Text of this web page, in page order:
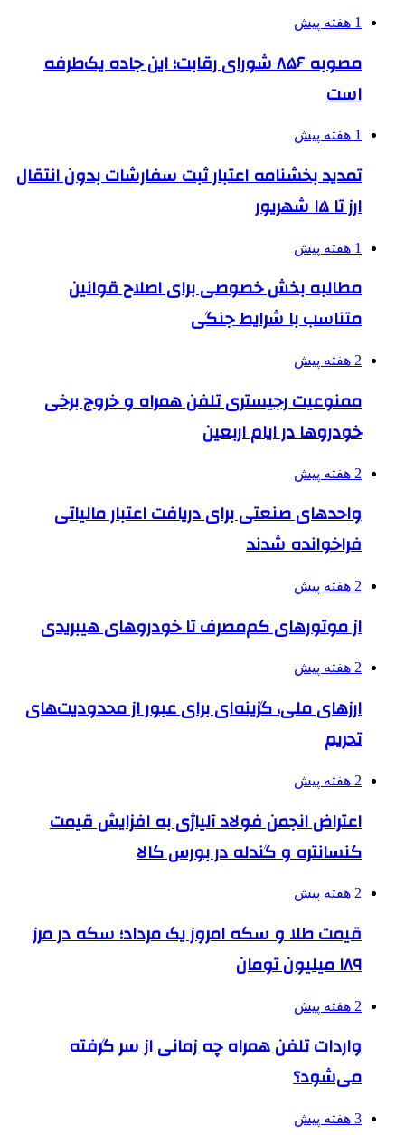
1 هفته پیش
مصوبه ۸۵۶ شورای رقابت؛ این جاده یک‌طرفه
است
1 هفته پیش
تمدید بخشنامه اعتبار ثبت سفارشات بدون انتقال
ارز تا ۱۵ شهریور
1 هفته پیش
مطالبه بخش خصوصی برای اصلاح قوانین
متناسب با شرایط جنگی
2 هفته پیش
ممنوعیت رجیستری تلفن همراه و خروج برخی
خودروها در ایام اربعین
2 هفته پیش
واحدهای صنعتی برای دریافت اعتبار مالیاتی
فراخوانده شدند
2 هفته پیش
از موتورهای کم‌مصرف تا خودروهای هیبریدی
2 هفته پیش
ارزهای ملی، گزینه‌ای برای عبور از محدودیت‌های
تحریم
2 هفته پیش
اعتراض انجمن فولاد آلیاژی به افزایش قیمت
کنسانتره و گندله در بورس کالا
2 هفته پیش
قیمت طلا و سکه امروز یک مرداد؛ سکه در مرز
۱۸۹ میلیون تومان
2 هفته پیش
واردات تلفن همراه چه زمانی از سر گرفته
می‌شود؟
3 هفته پیش